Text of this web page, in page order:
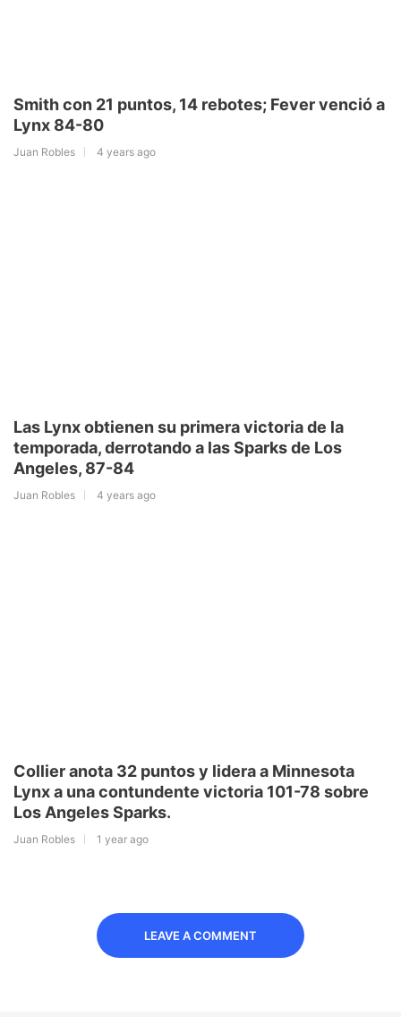
Smith con 21 puntos, 14 rebotes; Fever venció a
Lynx 84-80
Juan Robles 4 years ago
Las Lynx obtienen su primera victoria de la
temporada, derrotando a las Sparks de Los
Angeles, 87-84
Juan Robles 4 years ago
Collier anota 32 puntos y lidera a Minnesota
Lynx a una contundente victoria 101-78 sobre
Los Angeles Sparks.
Juan Robles 1 year ago
LEAVE A COMMENT